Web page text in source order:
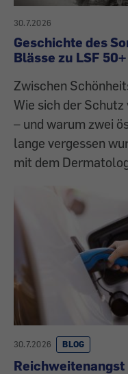
30.7.2026
Geschichte des
Blässe zu LSF 50+
Zwischen
Wie sich der
– und warum zwei
lange vergessen
mit dem
30.7.2026 BLOG